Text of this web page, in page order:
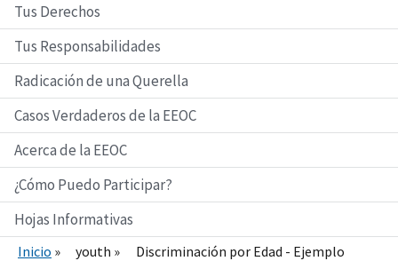
Tus Derechos
Tus Responsabilidades
Radicación de una Querella
Casos Verdaderos de la EEOC
Acerca de la EEOC
¿Cómo Puedo Participar?
Hojas Informativas
Inicio youth Discriminación por Edad - Ejemplo